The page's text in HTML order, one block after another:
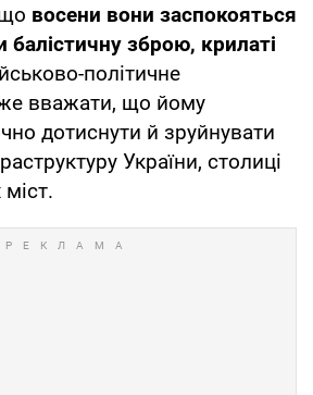
восени вони заспокояться
балістичну зброю, крилаті
політичне
вважати, що йому
дотиснути й зруйнувати
України, столиці